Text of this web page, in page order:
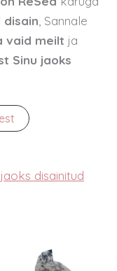
disain , Sannale
vaid meilt ja
Sinu jaoks
disainitud